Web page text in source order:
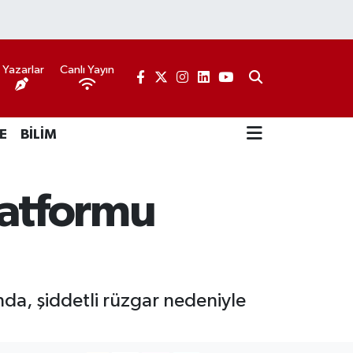
Yazarlar Canlı Yayın
BİLİM
şiddetli rüzgar nedeniyle